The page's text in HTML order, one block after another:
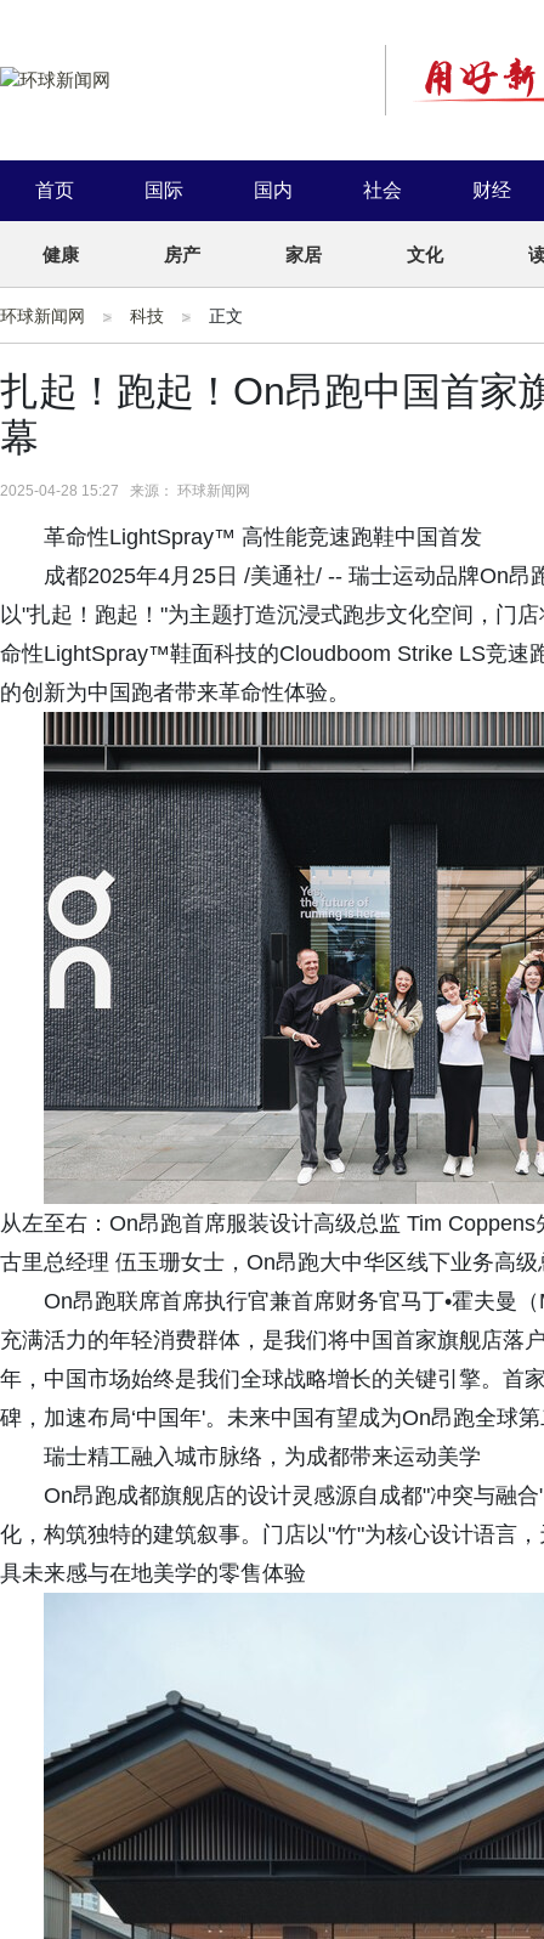
首页 国际 国内 社会 财经
健康 房产 家居 文化
环球新闻网 科技 正文
扎起！跑起！On昂跑中国首家
幕
2025-04-28 15:27 来源： 环球新闻网
革命性LightSpray™ 高性能竞速跑鞋中国首发
成都2025年4月25日 /美通社/ -- 瑞士运动品牌On
以"扎起！跑起！"为主题打造沉浸式跑步文化空间，门
命性LightSpray™鞋面科技的Cloudboom Strike LS竞速
的创新为中国跑者带来革命性体验。
从左至右：On昂跑首席服装设计高级总监 Tim
古里总经理 伍玉珊女士，On昂跑大中华区线下业务高
On昂跑联席首席执行官兼首席财务官马丁•霍夫曼
充满活力的年轻消费群体，是我们将中国首家旗舰店落
年，中国市场始终是我们全球战略增长的关键引擎。首
碑，加速布局‘中国年'。未来中国有望成为On昂跑全球
瑞士精工融入城市脉络，为成都带来运动美学
On昂跑成都旗舰店的设计灵感源自成都"冲突与融
化，构筑独特的建筑叙事。门店以"竹"为核心设计语言
具未来感与在地美学的零售体验